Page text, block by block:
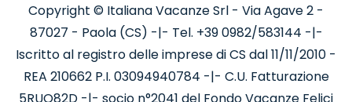
Copyright © Italiana Vacanze Srl - Via Agave 2 -
87027 - Paola (CS) -|- Tel. +39 0982/583144 -|-
Iscritto al registro delle imprese di CS dal 11/11/2010 -
REA 210662 P.I. 03094940784 -|- C.U. Fatturazione
5RUO82D -|- socio n°2041 del Fondo Vacanze Felici